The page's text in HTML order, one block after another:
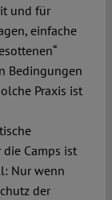
und für
einfache
Bedingungen
Praxis ist
Camps ist
Nur wenn
der